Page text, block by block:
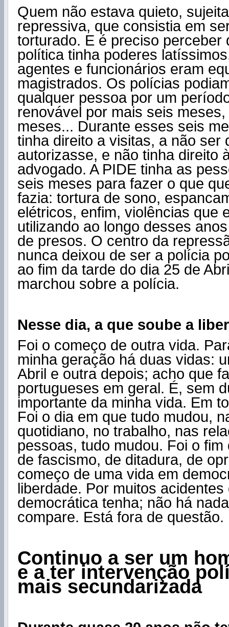
Quem não estava quieto,
repressiva, que consistia em
torturado. E é preciso perceber
política tinha poderes
agentes e funcionários eram
magistrados. Os polícias
qualquer pessoa por um
renovável por mais seis
meses... Durante esses seis
tinha direito a visitas, a não ser
autorizasse, e não tinha direito
advogado. A PIDE tinha as
seis meses para fazer o que
fazia: tortura de sono,
elétricos, enfim, violências que
utilizando ao longo desses
de presos. O centro da
nunca deixou de ser a polícia
ao fim da tarde do dia 25 de
marchou sobre a polícia.
Nesse dia, a que soube a
Foi o começo de outra vida.
minha geração há duas vidas:
Abril e outra depois; acho que
portugueses em geral. É, sem
importante da minha vida. Em
Foi o dia em que tudo mudou,
quotidiano, no trabalho, nas
pessoas, tudo mudou. Foi o fim
de fascismo, de ditadura, de
começo de uma vida em
liberdade. Por muitos acidentes
democrática tenha; não há
compare. Está fora de questão.
Continuo a ser um
e a ter intervenção
mais secundarizada